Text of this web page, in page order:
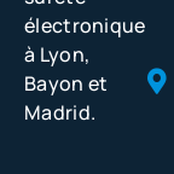
électronique
à Lyon,
Bayon et
Madrid.